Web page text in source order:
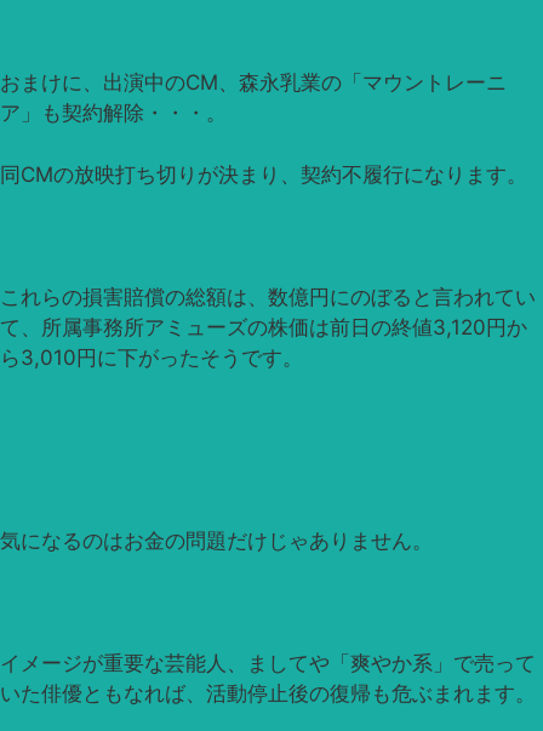
おまけに、出演中のCM、森永乳業の「マウントレーニ
ア」も契約解除・・・。
同CMの放映打ち切りが決まり、契約不履行になります。
これらの損害賠償の総額は、数億円にのぼると言われてい
て、所属事務所アミューズの株価は前日の終値3,120円か
ら3,010円に下がったそうです。
気になるのはお金の問題だけじゃありません。
イメージが重要な芸能人、ましてや「爽やか系」で売って
いた俳優ともなれば、活動停止後の復帰も危ぶまれます。